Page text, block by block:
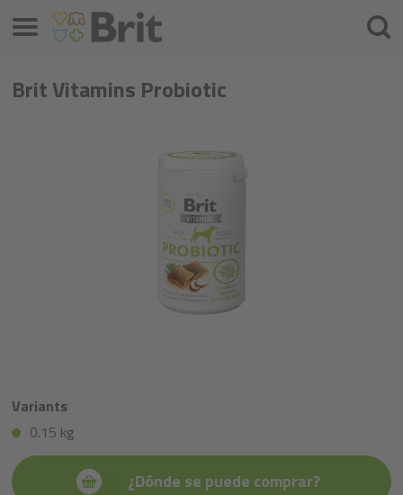
Brit Vitamins Probiotic
Variants
0.15 kg
¿Dónde se puede comprar?
Menú